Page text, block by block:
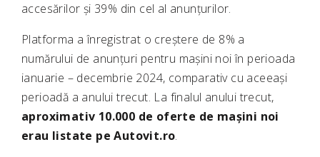
accesărilor și 39% din cel al anunțurilor.
Platforma a înregistrat o creștere de 8% a
numărului de anunțuri pentru mașini noi în perioada
ianuarie – decembrie 2024, comparativ cu aceeași
perioadă a anului trecut. La finalul anului trecut,
aproximativ 10.000 de oferte de mașini noi
erau listate pe Autovit.ro.